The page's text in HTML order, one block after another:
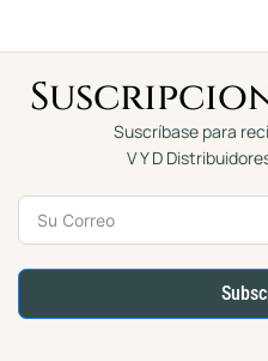
Suscríbase para
V Y D